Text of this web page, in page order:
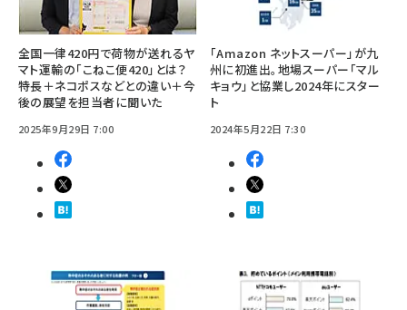
全国一律420円で荷物が送れるヤ
マト運輸の「こねこ便420」とは？
特長＋ネコポスなどとの違い＋今
後の展望を担当者に聞いた
2025年9月29日 7:00
「Amazon ネットスーパー」が九
州に初進出。地場スーパー「マル
キョウ」と協業し2024年にスター
ト
2024年5月22日 7:30